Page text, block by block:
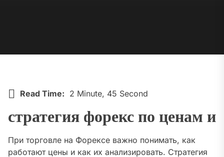
Read Time: 2 Minute, 45 Second
стратегия форекс по ценам и
При торговле на Форексе важно понимать, как
работают цены и как их анализировать. Стратегия